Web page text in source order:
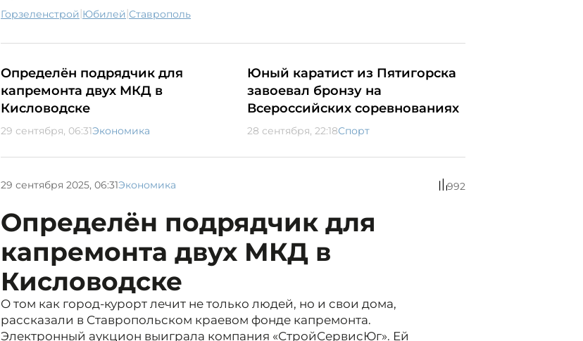
Горзеленстрой| юбилей| Ставрополь
Определён подрядчик для
капремонта двух МКД в
Кисловодске
29 сентября, 06:31Экономика
Юный каратист из Пятигорска
завоевал бронзу на
Всероссийских соревнованиях
28 сентября, 22:18Спорт
29 сентября 2025, 06:31Экономика 992
Определён подрядчик для
капремонта двух МКД в
Кисловодске
О том как город-курорт лечит не только людей, но и свои дома,
рассказали в Ставропольском краевом фонде капремонта.
Электронный аукцион выиграла компания «СтройСервисЮг». Ей